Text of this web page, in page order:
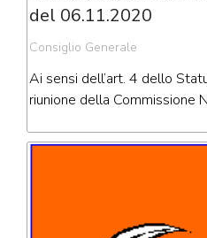
del 06.11.2020
Consiglio Generale
Ai sensi dell’art. 4 dello
riunione della Commissione